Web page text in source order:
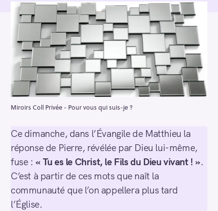
Miroirs Coll Privée - Pour vous qui suis-je ?
Ce dimanche, dans l’Évangile de Matthieu la
réponse de Pierre, révélée par Dieu lui-même,
fuse :« Tu es le Christ, le Fils du Dieu vivant ! ».
C’est à partir de ces mots que naît la
communauté que l’on appellera plus tard
l’Église.